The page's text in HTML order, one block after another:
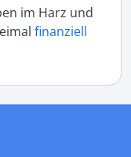
im Harz und
finanziell